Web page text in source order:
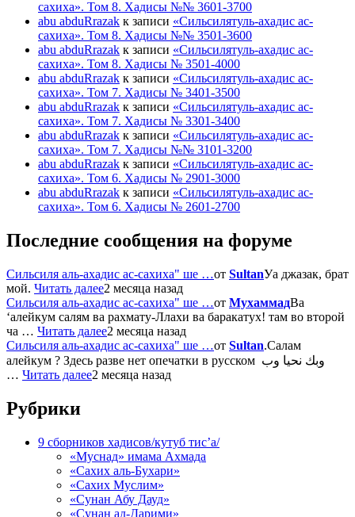
сахиха». Том 8. Хадисы №№ 3601-3700
abu abduRrazak к записи «Сильсилятуль-ахадис ас-
сахиха». Том 8. Хадисы №№ 3501-3600
abu abduRrazak к записи «Сильсилятуль-ахадис ас-
сахиха». Том 8. Хадисы № 3501-4000
abu abduRrazak к записи «Сильсилятуль-ахадис ас-
сахиха». Том 7. Хадисы № 3401-3500
abu abduRrazak к записи «Сильсилятуль-ахадис ас-
сахиха». Том 7. Хадисы № 3301-3400
abu abduRrazak к записи «Сильсилятуль-ахадис ас-
сахиха». Том 7. Хадисы №№ 3101-3200
abu abduRrazak к записи «Сильсилятуль-ахадис ас-
сахиха». Том 6. Хадисы № 2901-3000
abu abduRrazak к записи «Сильсилятуль-ахадис ас-
сахиха». Том 6. Хадисы № 2601-2700
Последние сообщения на форуме
Сильсиля аль-ахадис ас-сахиха" ше …от SultanУа джазак, брат
мой. Читать далее2 месяца назад
Сильсиля аль-ахадис ас-сахиха" ше …от МухаммадВа
‘алейкум салям ва рахмату-Ллахи ва баракатух! там во второй
ча … Читать далее2 месяца назад
Сильсиля аль-ахадис ас-сахиха" ше …от Sultan.Салам
алейкум ? Здесь разве нет опечатки в русском وبك نحيا وب
… Читать далее2 месяца назад
Рубрики
9 сборников хадисов/кутуб тис’а/
«Муснад» имама Ахмада
«Сахих аль-Бухари»
«Сахих Муслим»
«Сунан Абу Дауд»
«Сунан ад-Дарими»